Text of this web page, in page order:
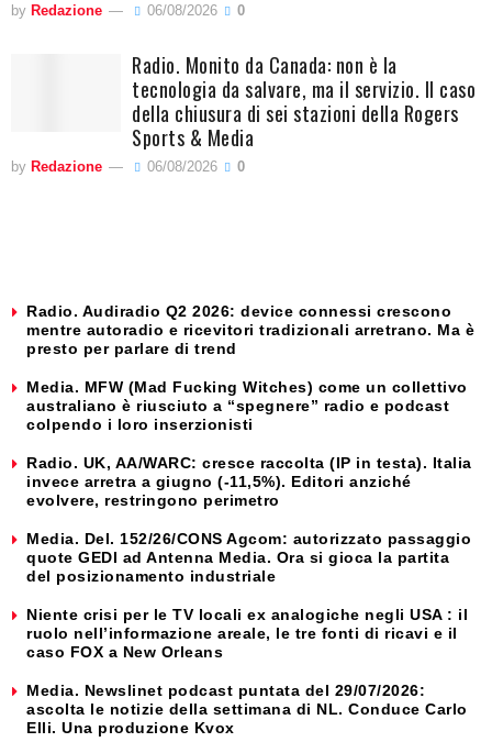
by Redazione 06/08/2026 0
Radio. Monito da Canada: non è la
tecnologia da salvare, ma il servizio. Il caso
della chiusura di sei stazioni della Rogers
Sports & Media
by Redazione 06/08/2026 0
Radio. Audiradio Q2 2026: device connessi crescono
mentre autoradio e ricevitori tradizionali arretrano. Ma è
presto per parlare di trend
Media. MFW (Mad Fucking Witches) come un collettivo
australiano è riusciuto a “spegnere” radio e podcast
colpendo i loro inserzionisti
Radio. UK, AA/WARC: cresce raccolta (IP in testa). Italia
invece arretra a giugno (-11,5%). Editori anziché
evolvere, restringono perimetro
Media. Del. 152/26/CONS Agcom: autorizzato passaggio
quote GEDI ad Antenna Media. Ora si gioca la partita
del posizionamento industriale
Niente crisi per le TV locali ex analogiche negli USA : il
ruolo nell’informazione areale, le tre fonti di ricavi e il
caso FOX a New Orleans
Media. Newslinet podcast puntata del 29/07/2026:
ascolta le notizie della settimana di NL. Conduce Carlo
Elli. Una produzione Kvox